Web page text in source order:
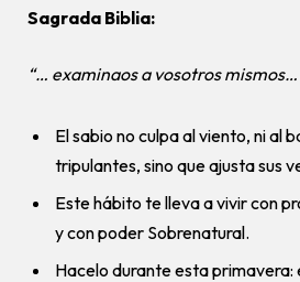
Sagrada Biblia:
“… examinaos a vosotros
El sabio no culpa al viento, ni al
tripulantes, sino que ajusta sus
Este hábito te lleva a vivir con
y con poder Sobrenatural.
Hacelo durante esta primavera: